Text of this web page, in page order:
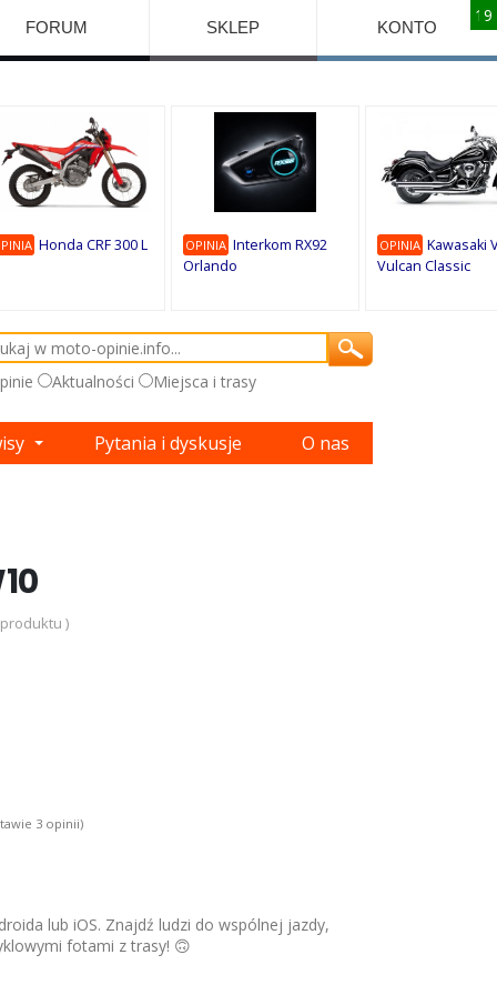
FORUM SKLEP KONTO
10
10
8
7
1
Honda CRF 300 L
9
OPINIA Interkom RX92
Orlando
10
OPINIA Kawasaki
Vulcan Classic
10
9
9
Aktualności Miejsca i trasy
Pytania i dyskusje O nas
)
3opinii)
lub iOS. Znajdź ludzi do wspólnej jazdy,
fotami z trasy! 🙃